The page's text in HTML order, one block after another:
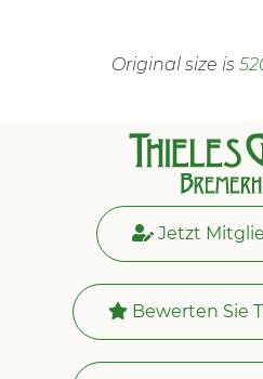
Original size is
Jetzt
Bewerten Sie